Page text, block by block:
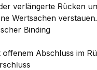
verlängerte Rücken
Wertsachen
Binding
Abschluss im